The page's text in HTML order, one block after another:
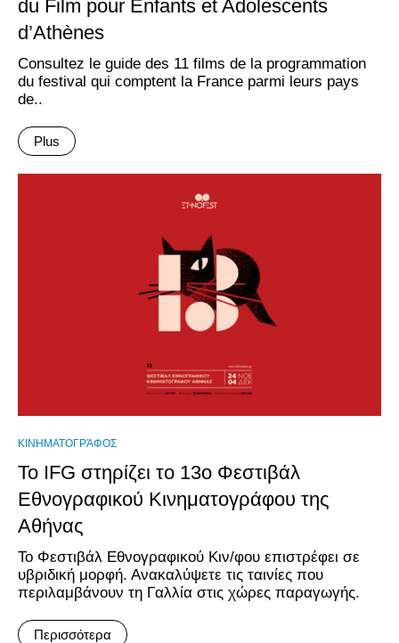
du Film pour Enfants et Adolescents
d’Athènes
Consultez le guide des 11 films de la programmation
du festival qui comptent la France parmi leurs pays
de..
Plus
ΚΙΝΗΜΑΤΟΓΡΆΦΟΣ
Το IFG στηρίζει το 13ο Φεστιβάλ
Εθνογραφικού Κινηματογράφου της
Αθήνας
Το Φεστιβάλ Εθνογραφικού Κιν/φου επιστρέφει σε
υβριδική μορφή. Ανακαλύψετε τις ταινίες που
περιλαμβάνουν τη Γαλλία στις χώρες παραγωγής.
Περισσότερα